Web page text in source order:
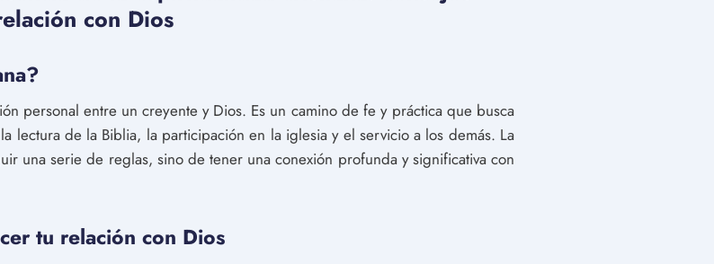
con Dios
personal entre un creyente y Dios. Es un camino de fe y práctica que busca
lectura de la Biblia, la participación en la iglesia y el servicio a los demás. La
una serie de reglas, sino de tener una conexión profunda y significativa con
tu relación con Dios